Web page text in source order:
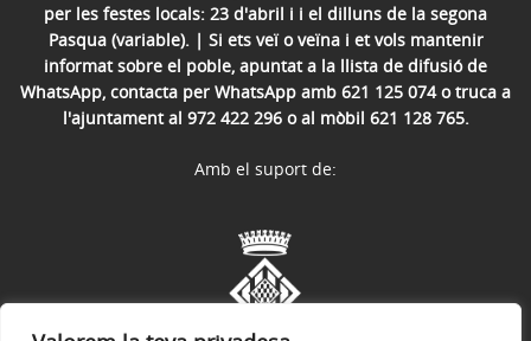
per les festes locals: 23 d'abril i i el dilluns de la segona
Pasqua (variable). | Si ets veï o veïna i et vols mantenir
informat sobre el poble, apuntat a la llista de difusió de
WhatsApp, contacta per WhatsApp amb 621 125 074 o truca a
l'ajuntament al 972 422 296 o al mòbil 621 128 765.
Amb el suport de: